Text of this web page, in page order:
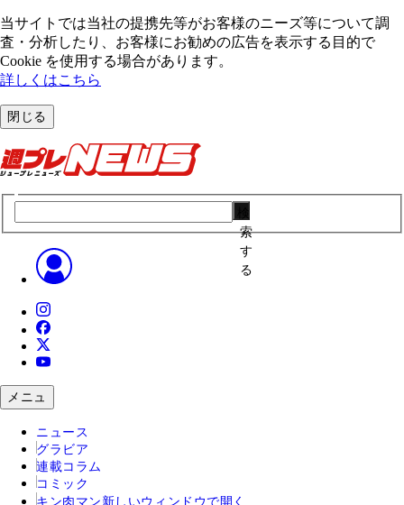
当サイトでは当社の提携先等がお客様のニーズ等について調
査・分析したり、お客様にお勧めの広告を表⽰する⽬的で
Cookie を使⽤する場合があります。
詳しくはこちら
閉じる
索
す
る
メニュ
ニュース
グラビア
連載コラム
コミック
キン肉マン 新しいウィンドウで開く